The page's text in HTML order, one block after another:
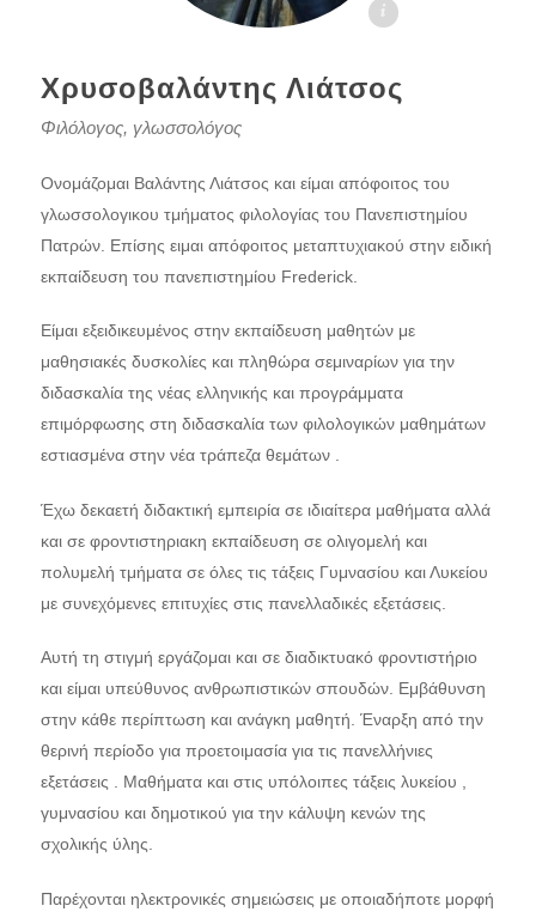
Χρυσοβαλάντης Λ. - daskaloi.gr
Χρυσοβαλάντης Λιάτσος
Φιλόλογος, γλωσσολόγος
Ονομάζομαι Βαλάντης Λιάτσος και είμαι απόφοιτος του
γλωσσολογικου τμήματος φιλολογίας του Πανεπιστημίου
Πατρών. Επίσης ειμαι απόφοιτος μεταπτυχιακού στην ειδική
εκπαίδευση του πανεπιστημίου Frederick.
Είμαι εξειδικευμένος στην εκπαίδευση μαθητών με
μαθησιακές δυσκολίες και πληθώρα σεμιναρίων για την
διδασκαλία της νέας ελληνικής και προγράμματα
επιμόρφωσης στη διδασκαλία των φιλολογικών μαθημάτων
εστιασμένα στην νέα τράπεζα θεμάτων .
Έχω δεκαετή διδακτική εμπειρία σε ιδιαίτερα μαθήματα αλλά
και σε φροντιστηριακη εκπαίδευση σε ολιγομελή και
πολυμελή τμήματα σε όλες τις τάξεις Γυμνασίου και Λυκείου
με συνεχόμενες επιτυχίες στις πανελλαδικές εξετάσεις.
Αυτή τη στιγμή εργάζομαι και σε διαδικτυακό φροντιστήριο
και είμαι υπεύθυνος ανθρωπιστικών σπουδών. Εμβάθυνση
στην κάθε περίπτωση και ανάγκη μαθητή. Έναρξη από την
θερινή περίοδο για προετοιμασία για τις πανελλήνιες
εξετάσεις . Μαθήματα και στις υπόλοιπες τάξεις λυκείου ,
γυμνασίου και δημοτικού για την κάλυψη κενών της
σχολικής ύλης.
Παρέχονται ηλεκτρονικές σημειώσεις με οποιαδήποτε μορφή